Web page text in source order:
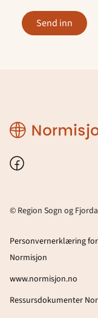
Region
Sogn
Fjordane
Facebook
© Region Sogn og
Personvernerklæring
Normisjon
www.normisjon.no
Ressursdokumenter